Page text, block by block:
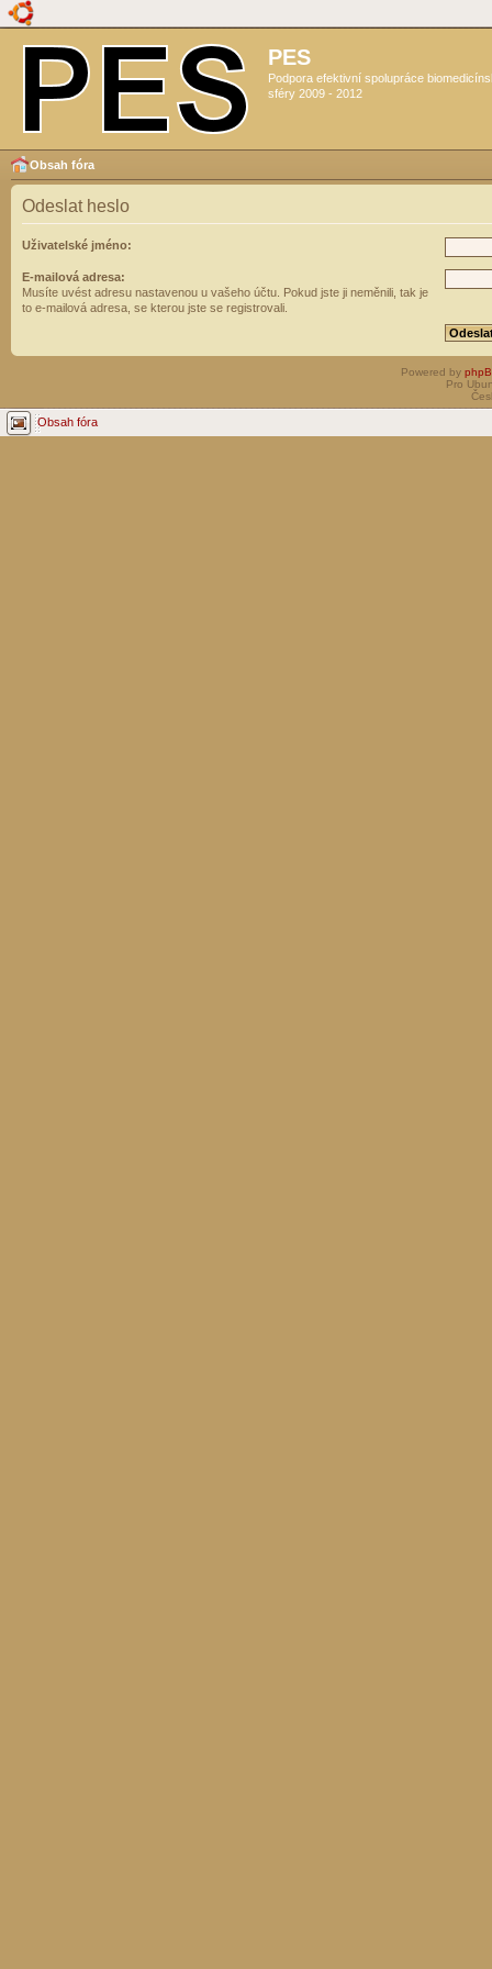
PES
Podpora efektivní spolupráce
sféry 2009 - 2012
Obsah fóra
Odeslat heslo
Uživatelské jméno:
E-mailová adresa:
Musíte uvést adresu nastavenou u vašeho účtu. Pokud jste ji neměnili, tak je
to e-mailová adresa, se kterou jste se registrovali.
Powered by
Pro
Obsah fóra